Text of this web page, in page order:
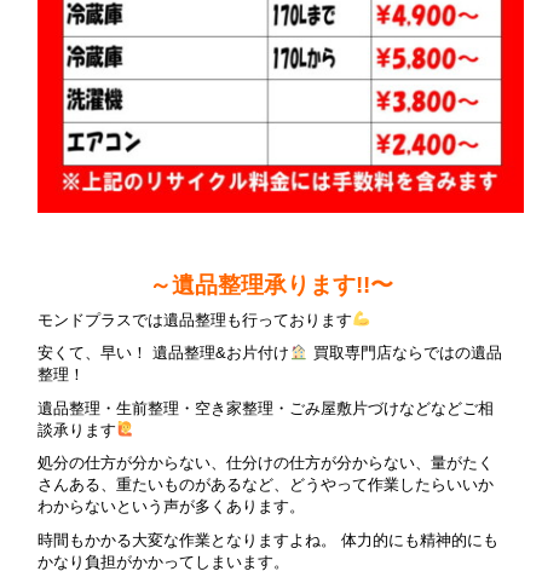
～遺品整理承ります!!〜
モンドプラスでは遺品整理も行っております
安くて、早い！ 遺品整理&お片付け
買取専門店ならではの遺品
整理！
遺品整理・生前整理・空き家整理・ごみ屋敷片づけなどなどご相
談承ります
処分の仕方が分からない、仕分けの仕方が分からない、量がたく
さんある、重たいものがあるなど、どうやって作業したらいいか
わからないという声が多くあります。
時間もかかる大変な作業となりますよね。 体力的にも精神的にも
かなり負担がかかってしまいます。